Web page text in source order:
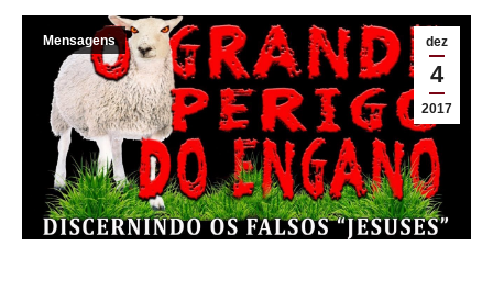
dez
4
2017
Mensagens